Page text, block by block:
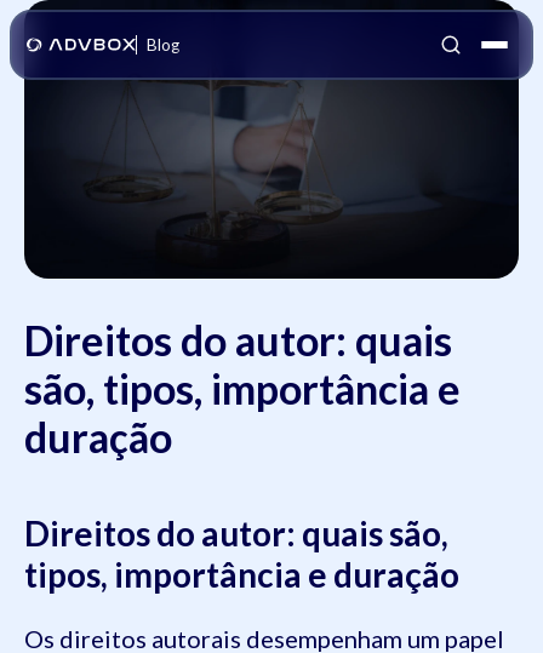
Blog
Direitos do autor: quais
são, tipos, importância e
duração
Direitos do autor: quais são,
tipos, importância e duração
Os direitos autorais desempenham um papel